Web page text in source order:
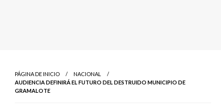
PÁGINA DE INICIO
NACIONAL
AUDIENCIA DEFINIRÁ EL FUTURO DEL DESTRUIDO MUNICIPIO DE
GRAMALOTE